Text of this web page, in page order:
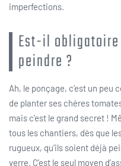
imperfections.
Est-il
peindre ?
Ah, le ponçage, c’est un peu
de planter ses chères
mais c’est le grand secret !
tous les chantiers, dès que
rugueux, qu’ils soient déjà
verre. C’est le seul moyen